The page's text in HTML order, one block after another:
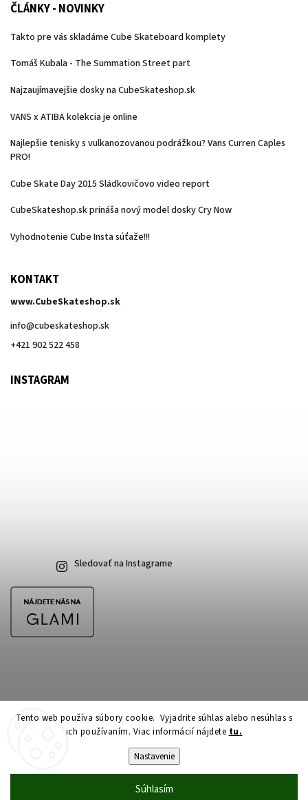
Tento web používa súbory cookie. Vyjadrite súhlas alebo nesúhlas s
ich používaním. Viac informácií nájdete tu.
Nastavenie
Súhlasím
ČLÁNKY - NOVINKY
Takto pre vás skladáme Cube Skateboard komplety
Tomáš Kubala - The Summation Street part
Najzaujímavejšie dosky na CubeSkateshop.sk
VANS x ATIBA kolekcia je online
Najlepšie tenisky s vulkanozovanou podrážkou? Vans Curren Caples
PRO!
Cube Skate Day 2015 Sládkovičovo video report
CubeSkateshop.sk prináša nový model dosky Cry Now
Vyhodnotenie Cube Insta súťaže!!!
KONTAKT
www.CubeSkateshop.sk
info@cubeskateshop.sk
+421 902 522 458
INSTAGRAM
Sledovať na Instagrame
Copyright 2026CubeSkateshop.sk. Všetky práva vyhradené.
Upraviť nastavenie cookies
Shoptet| Design